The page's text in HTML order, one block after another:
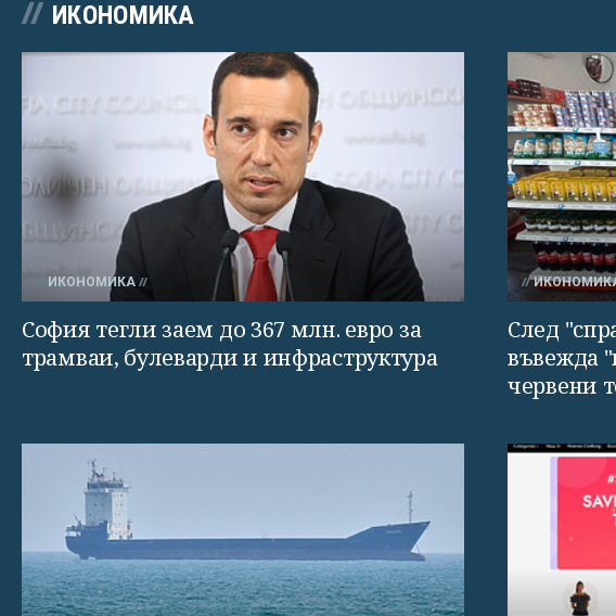
ИКОНОМИКА
ИКОНОМИКА
София тегли заем до 367 млн. евро за
трамваи, булеварди и инфраструктура
След
въвежда
червени